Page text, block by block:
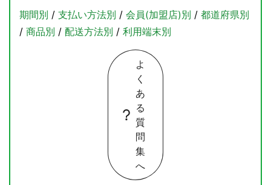
期間別 / 支払い方法別 / 会員(加盟店)別 / 都道府県別
/ 商品別 / 配送方法別 / 利用端末別
よ
く
あ
る
質
問
集
へ